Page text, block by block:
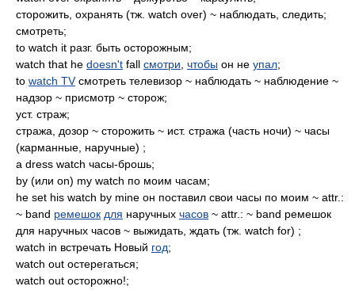
сторожить, охранять (тж. watch over) ~ наблюдать, следить;
смотреть;
to watch it разг. быть осторожным;
watch that he doesn't fall смотри чтобы он не упал;
to watch TVсмотреть телевизор ~ наблюдать ~ наблюдение ~
надзор ~ присмотр ~ сторож;
уст. страж;
стража, дозор ~ сторожить ~ ист. стража (часть ночи) ~ часы
(карманные, наручные) ;
a dress watch часы-брошь;
by (или on) my watch по моим часам;
he set his watch by mine он поставил свои часы по моим ~ attr.:
~ band ремешок для наручных часов ~ attr.: ~ band ремешок
для наручных часов ~ выжидать, ждать (тж. watch for) ;
watch in встречать Новый год;
watch out остерегаться;
watch out осторожно!;